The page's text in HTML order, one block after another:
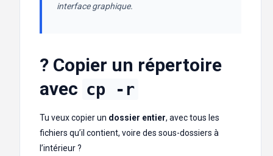
interface graphique.
?️ Copier un répertoire
avec cp -r
Tu veux copier un dossier entier, avec tous les
fichiers qu’il contient, voire des sous-dossiers à
l’intérieur ?